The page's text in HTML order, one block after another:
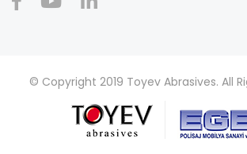
© Copyright 2019 Toyev Abrasives. All